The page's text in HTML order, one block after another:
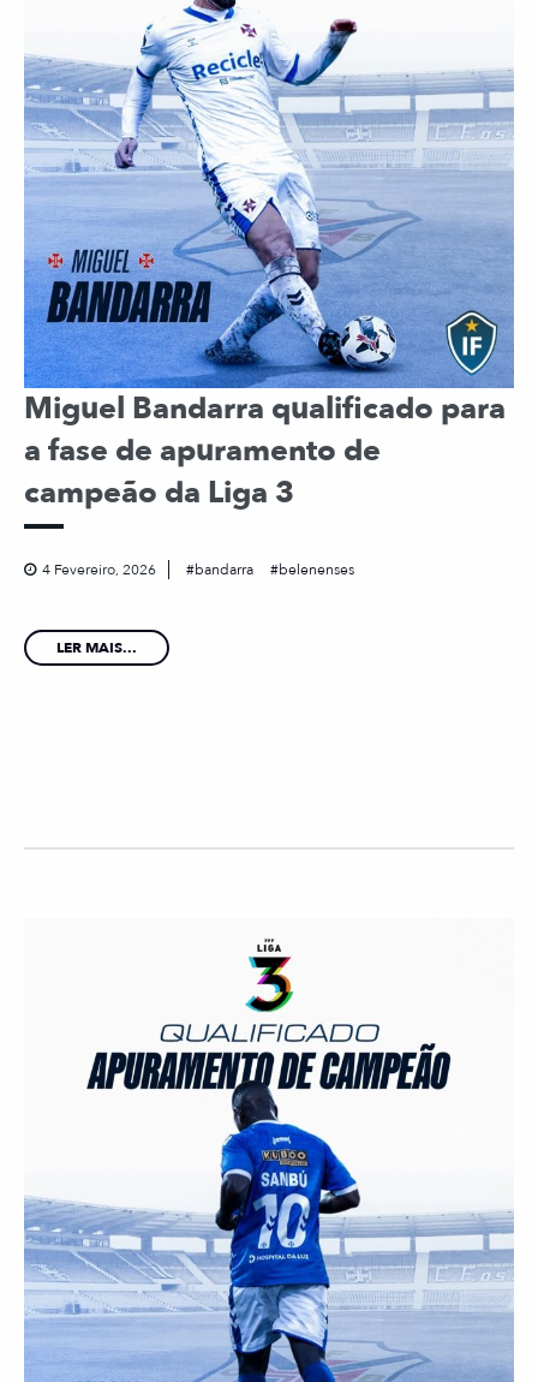
Miguel Bandarra qualificado para
a fase de apuramento de
campeão da Liga 3
4 Fevereiro, 2026 bandarra belenenses
LER MAIS...